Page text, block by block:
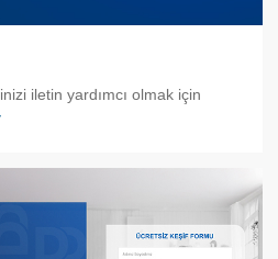
iletin yardımcı olmak için